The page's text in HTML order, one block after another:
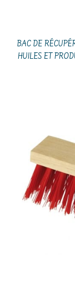
BAC DE
HUILES ET